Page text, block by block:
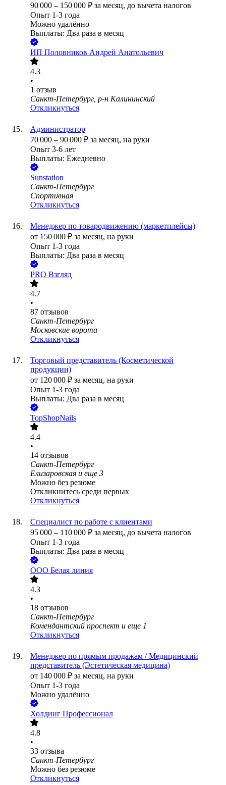
90 000 – 150 000 ₽ за месяц, до вычета налогов
Опыт 1-3 года
Можно удалённо
Выплаты: Два раза в месяц
ИП Половников Андрей Анатольевич
4.3
•
1 отзыв
Санкт-Петербург, р-н Калининский
Откликнуться
Администратор
70 000 – 90 000 ₽ за месяц, на руки
Опыт 3-6 лет
Выплаты: Ежедневно
Sunstation
Санкт-Петербург
Спортивная
Откликнуться
Менеджер по товародвижению (маркетплейсы)
от 150 000 ₽ за месяц, на руки
Опыт 1-3 года
Выплаты: Два раза в месяц
PRO Взгляд
4.7
•
87 отзывов
Санкт-Петербург
Московские ворота
Откликнуться
Торговый представитель (Косметической
продукции)
от 120 000 ₽ за месяц, на руки
Опыт 1-3 года
Выплаты: Два раза в месяц
TopShopNails
4.4
•
14 отзывов
Санкт-Петербург
Елизаровская и еще 3
Можно без резюме
Откликнитесь среди первых
Откликнуться
Специалист по работе с клиентами
95 000 – 110 000 ₽ за месяц, до вычета налогов
Опыт 1-3 года
Выплаты: Два раза в месяц
ООО Белая линия
4.3
•
18 отзывов
Санкт-Петербург
Комендантский проспект и еще 1
Откликнуться
Менеджер по прямым продажам / Медицинский
представитель (Эстетическая медицина)
от 140 000 ₽ за месяц, на руки
Опыт 1-3 года
Можно удалённо
Холдинг Профессионал
4.8
•
33 отзыва
Санкт-Петербург
Можно без резюме
Откликнуться